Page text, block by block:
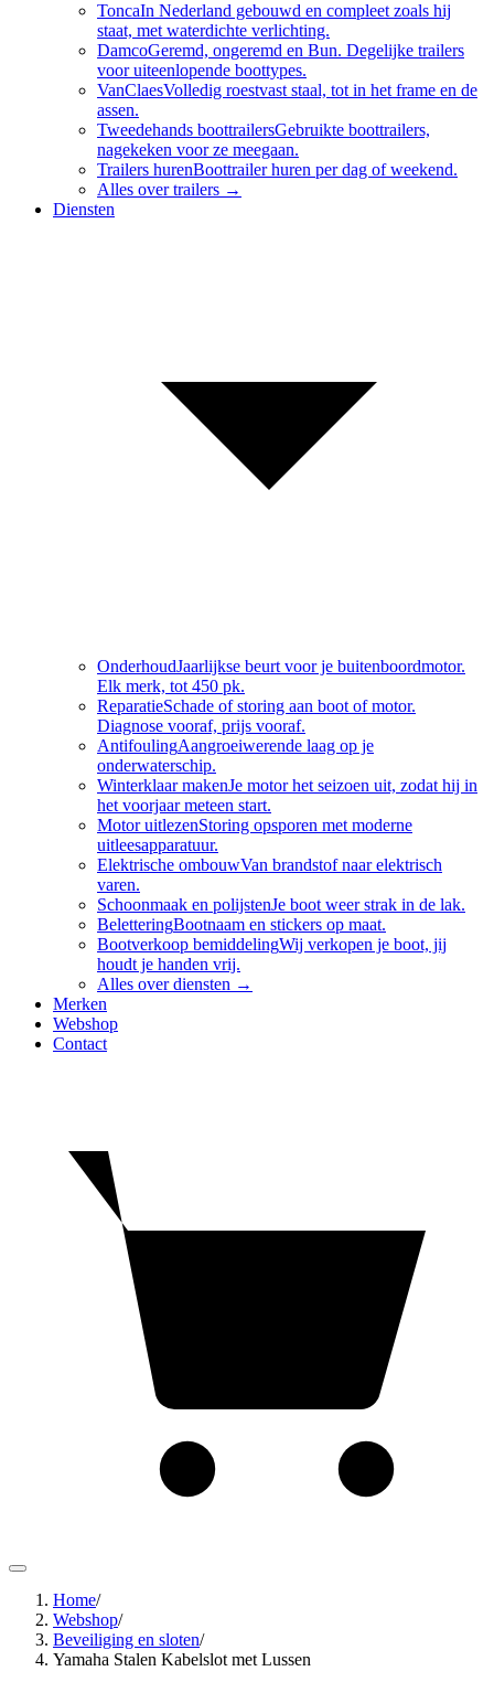
ToncaIn Nederland gebouwd en compleet zoals hij
staat, met waterdichte verlichting.
DamcoGeremd, ongeremd en Bun. Degelijke trailers
voor uiteenlopende boottypes.
VanClaesVolledig roestvast staal, tot in het frame en de
assen.
Tweedehands boottrailersGebruikte boottrailers,
nagekeken voor ze meegaan.
Trailers hurenBoottrailer huren per dag of weekend.
Alles overtrailers →
Diensten
OnderhoudJaarlijkse beurt voor je buitenboordmotor.
Elk merk, tot 450 pk.
ReparatieSchade of storing aan boot of motor.
Diagnose vooraf, prijs vooraf.
AntifoulingAangroeiwerende laag op je
onderwaterschip.
Winterklaar makenJe motor het seizoen uit, zodat hij in
het voorjaar meteen start.
Motor uitlezenStoring opsporen met moderne
uitleesapparatuur.
Elektrische ombouwVan brandstof naar elektrisch
varen.
Schoonmaak en polijstenJe boot weer strak in de lak.
BeletteringBootnaam en stickers op maat.
Bootverkoop bemiddelingWij verkopen je boot, jij
houdt je handen vrij.
Alles overdiensten →
Merken
Webshop
Contact
Home/
Webshop/
Beveiliging en sloten/
Yamaha Stalen Kabelslot met Lussen